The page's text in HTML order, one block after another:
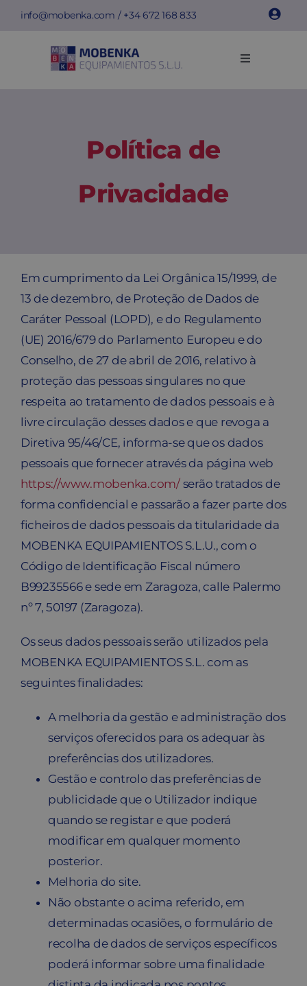
Skipinfo@mobenka.com / +34672 168 833
Toggle
Empresa
Contato
Carrinho
Buscar
Política de
Privacidade
Em cumprimento da Lei Orgânica 15/1999, de
13 de dezembro, de Proteção de Dados de
Caráter Pessoal (LOPD), e do Regulamento
(UE) 2016/679 do Parlamento Europeu e do
Conselho, de 27 de abril de 2016, relativo à
proteção das pessoas singulares no que
respeita ao tratamento de dados pessoais e à
livre circulação desses dados e que revoga a
Diretiva 95/46/CE, informa-se que os dados
pessoais que fornecer através da página web
https://www.mobenka.com/serão tratados de
forma confidencial e passarão a fazer parte dos
ficheiros de dados pessoais da titularidade da
MOBENKA EQUIPAMIENTOS S.L.U., com o
Código de Identificação Fiscal número
B99235566 e sede em Zaragoza, calle Palermo
nº 7, 50197 (Zaragoza).
Os seus dados pessoais serão utilizados pela
MOBENKA EQUIPAMIENTOS S.L. com as
seguintes finalidades:
A melhoria da gestão e administração dos
serviços oferecidos para os adequar às
preferências dos utilizadores.
Gestão e controlo das preferências de
publicidade que o Utilizador indique
quando se registar e que poderá
modificar em qualquer momento
posterior.
Melhoria do site.
Não obstante o acima referido, em
determinadas ocasiões, o formulário de
recolha de dados de serviços específicos
poderá informar sobre uma finalidade